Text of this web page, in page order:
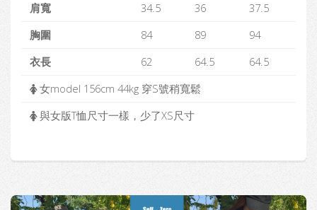
肩寬
34.5 36
37.5
胸圍
84 89
94
衣長
62 64.5
64.5
女model 156cm 44kg 穿S號稍寬鬆
與女版T恤尺寸一樣，少了XS尺寸